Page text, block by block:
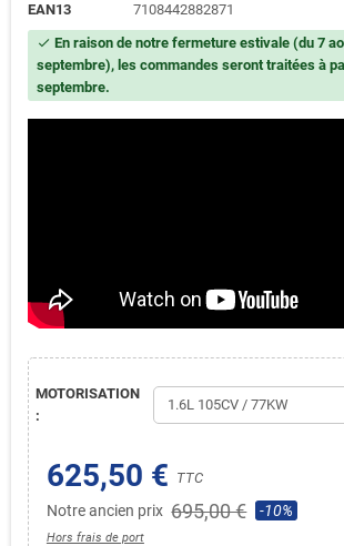
EAN13
7108442882871
check En raison de notre fermeture estivale (du 7
septembre), les commandes seront traitées à
septembre.
MOTORISATION
:
625,50 € TTC
Notre ancien prix 695,00 € -10%
Hors frais de port